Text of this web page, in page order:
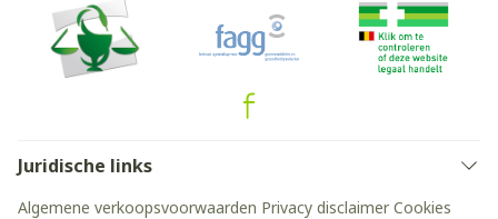
Juridische links
Algemene verkoopsvoorwaarden Privacy disclaimer Cookies